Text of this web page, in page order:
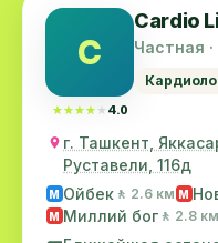
C
★★★★★
★★★★★ 4.0
Cardio
Частная
г. Ташкент,
Руставели, 116д
M Ойбек 🚶 2.6 км M
M Миллий бог 🚶 2.8 км